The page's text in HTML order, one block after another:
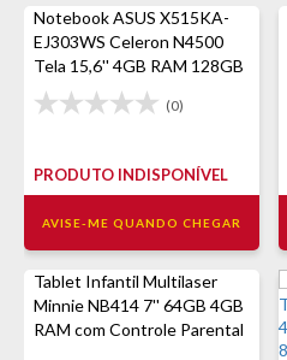
Notebook ASUS X515KA-
EJ303WS Celeron N4500
Tela 15,6'' 4GB RAM 128GB
SSD Windows 11 Home -
Cinza
(0)
PRODUTO INDISPONÍVEL
AVISE-ME QUANDO CHEGAR
Tablet Infantil Multilaser
Minnie NB414 7'' 64GB 4GB
RAM com Controle Parental